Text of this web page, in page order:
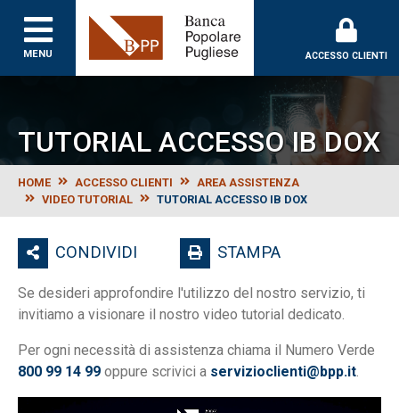
MENU
Banca Popolare
ACCESSO CLIENTI
TUTORIAL ACCESSO IB DOX
HOME ACCESSO CLIENTI
AREA ASSISTENZA
VIDEO TUTORIAL
TUTORIAL ACCESSO IB DOX
CONDIVIDI STAMPA
Se desideri approfondire l'utilizzo del nostro servizio, ti
invitiamo a visionare il nostro video tutorial dedicato.
Per ogni necessità di assistenza chiama il Numero Verde
800 99 14 99 oppure scrivici a servizioclienti@bpp.it.